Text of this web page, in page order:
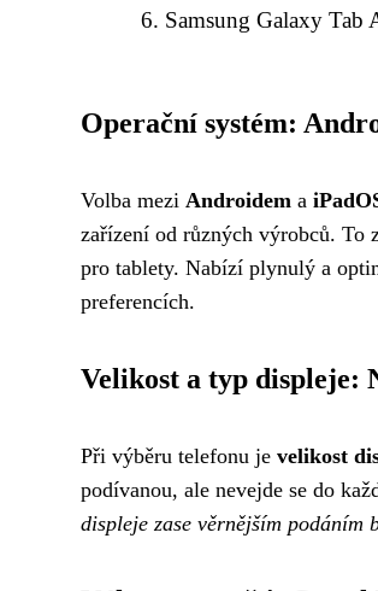
Samsung Galaxy Tab
Operační systém:
Volba mezi Androidem a
zařízení od různých výrobců. To
pro tablety. Nabízí plynulý a
preferencích.
Velikost a typ displeje:
Při výběru telefonu je velikost
podívanou, ale nevejde se do
displeje zase věrnějším podáním